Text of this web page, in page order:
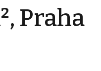
Praha